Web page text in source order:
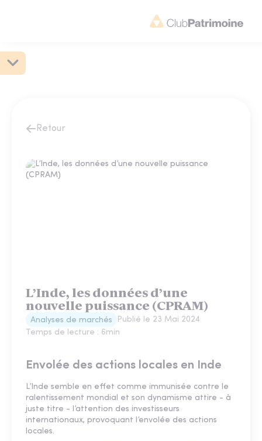
Retour
L’Inde, les données d’une
nouvelle puissance (CPRAM)
Analyses de marchés Publié le 23 Mai 2024
Temps de lecture : 6min
Envolée des actions locales en Inde
L’Inde semble en effet comme immunisée contre le
ralentissement mondial et son dynamisme attire - à
juste titre - l’attention des investisseurs
internationaux, provoquant l’envolée des actions
locales.